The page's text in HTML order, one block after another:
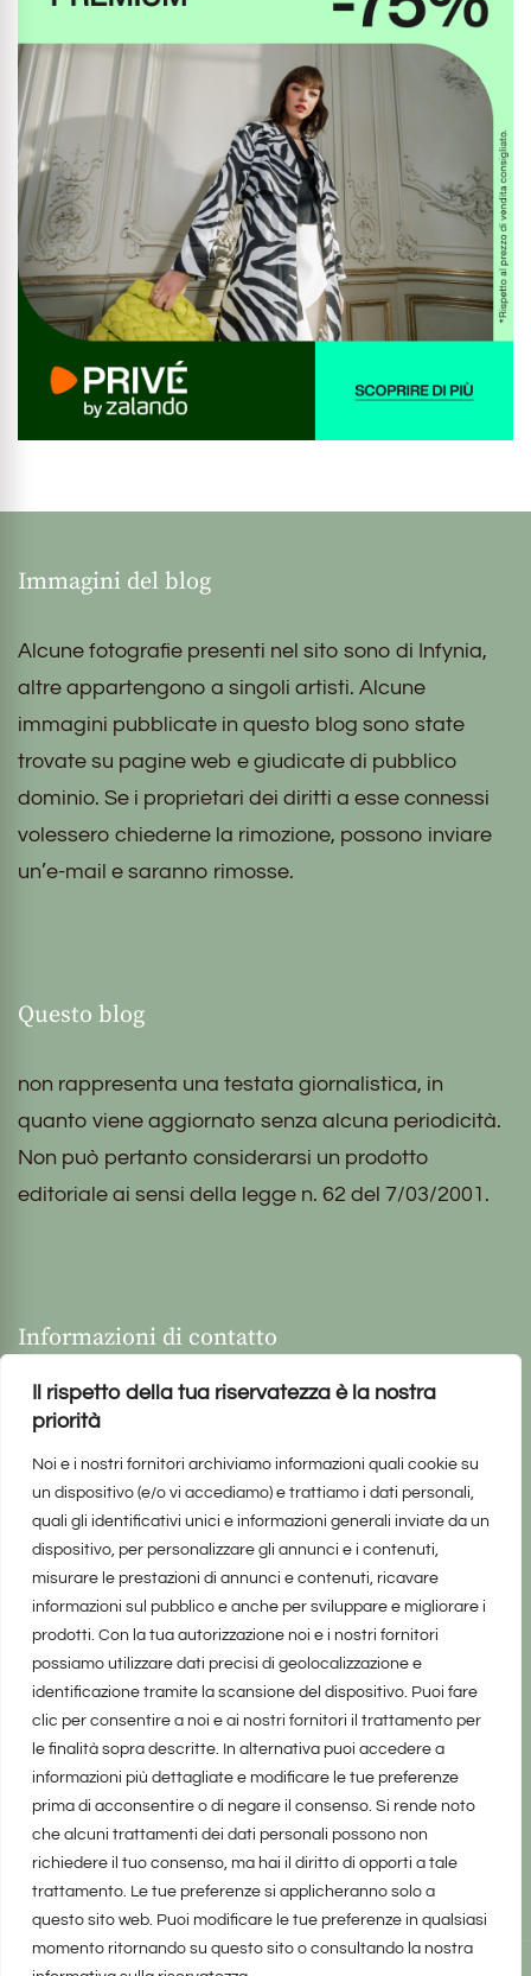
Il rispetto della tua riservatezza è la nostra
priorità
Noi e i nostri fornitori archiviamo informazioni quali cookie su
un dispositivo (e/o vi accediamo) e trattiamo i dati personali,
quali gli identificativi unici e informazioni generali inviate da un
dispositivo, per personalizzare gli annunci e i contenuti,
misurare le prestazioni di annunci e contenuti, ricavare
informazioni sul pubblico e anche per sviluppare e migliorare i
prodotti. Con la tua autorizzazione noi e i nostri fornitori
possiamo utilizzare dati precisi di geolocalizzazione e
identificazione tramite la scansione del dispositivo. Puoi fare
clic per consentire a noi e ai nostri fornitori il trattamento per
le finalità sopra descritte. In alternativa puoi accedere a
informazioni più dettagliate e modificare le tue preferenze
prima di acconsentire o di negare il consenso. Si rende noto
che alcuni trattamenti dei dati personali possono non
richiedere il tuo consenso, ma hai il diritto di opporti a tale
trattamento. Le tue preferenze si applicheranno solo a
questo sito web. Puoi modificare le tue preferenze in qualsiasi
momento ritornando su questo sito o consultando la nostra
Immagini del blog
Alcune fotografie presenti nel sito sono di Infynia,
altre appartengono a singoli artisti. Alcune
immagini pubblicate in questo blog sono state
trovate su pagine web e giudicate di pubblico
dominio. Se i proprietari dei diritti a esse connessi
volessero chiederne la rimozione, possono inviare
un’e-mail e saranno rimosse.
Questo blog
non rappresenta una testata giornalistica, in
quanto viene aggiornato senza alcuna periodicità.
Non può pertanto considerarsi un prodotto
editoriale ai sensi della legge n. 62 del 7/03/2001.
Informazioni di contatto